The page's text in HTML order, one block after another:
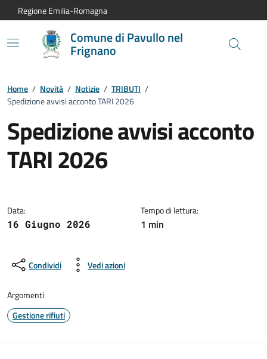
Vai al contenuto principale
Vai alla navigazione del sito
Vai al piede di pagina
Regione Emilia-Romagna
Comune di Pavullo nel
Frignano
Home / Novità / Notizie / TRIBUTI /
Spedizione avvisi acconto TARI 2026
Spedizione avvisi acconto
TARI 2026
Data:
16 Giugno 2026
Tempo di lettura:
1 min
Condividi Vedi azioni
Argomenti
Gestione rifiuti